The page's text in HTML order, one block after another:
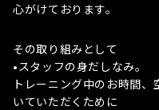
心がけております。
その取り組みとして
•スタッフの身だしなみ。
トレーニング中のお時間
いていただくために